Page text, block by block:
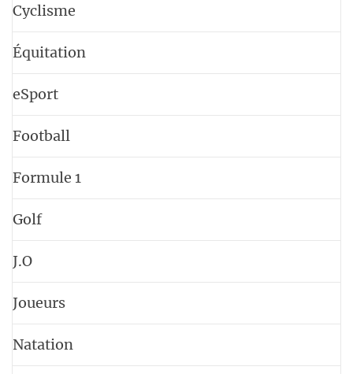
Cyclisme
Équitation
eSport
Football
Formule 1
Golf
J.O
Joueurs
Natation